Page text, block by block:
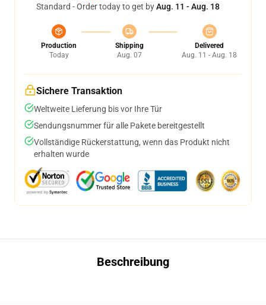
Standard - Order today to get byAug. 11 - Aug. 18
Production
Today
Shipping
Aug. 07
Delivered
Aug. 11 - Aug. 18
Sichere Transaktion
Weltweite Lieferung bis vor Ihre Tür
Sendungsnummer für alle Pakete bereitgestellt
Vollständige Rückerstattung, wenn das Produkt nicht
erhalten wurde
Beschreibung